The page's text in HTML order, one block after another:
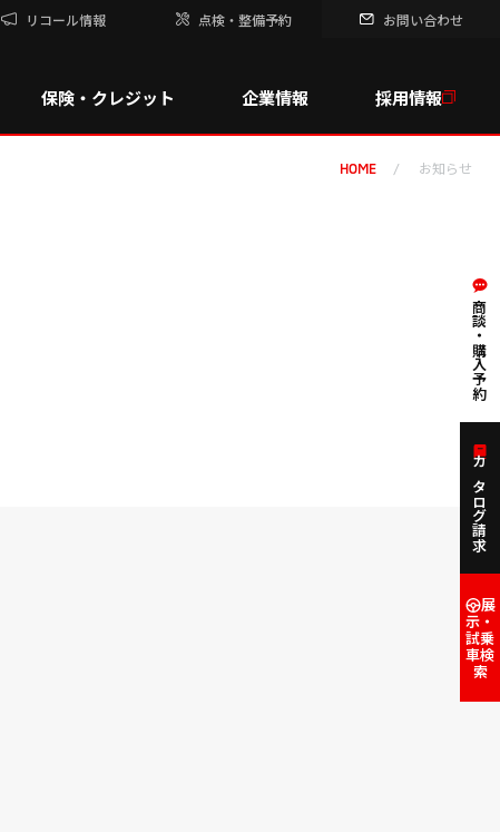
リコール情報 点検・整備予約 お問い合わせ
保険・クレジット 企業情報 採用情報
HOME お知らせ
商談・購入予約
カタログ請求
展
示・
試乗
車検
索